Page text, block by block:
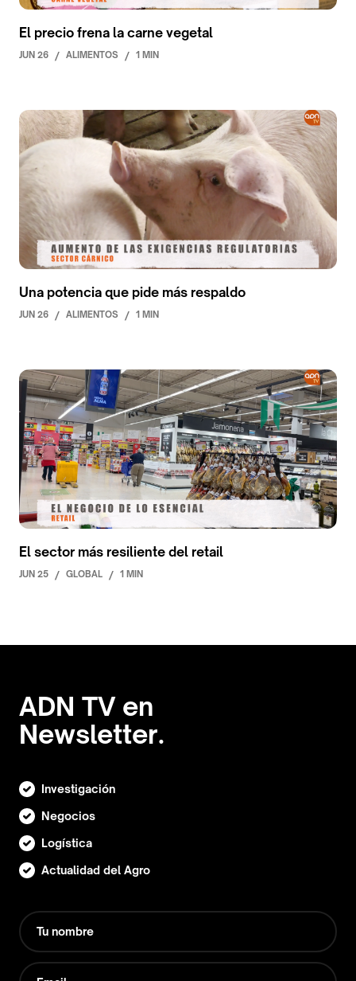
El precio frena la carne vegetal
JUN 26 / ALIMENTOS / 1 MIN
Una potencia que pide más respaldo
JUN 26 / ALIMENTOS / 1 MIN
El sector más resiliente del retail
JUN 25 / GLOBAL / 1 MIN
ADN TV en
Newsletter.
Investigación
Negocios
Logística
Actualidad del Agro